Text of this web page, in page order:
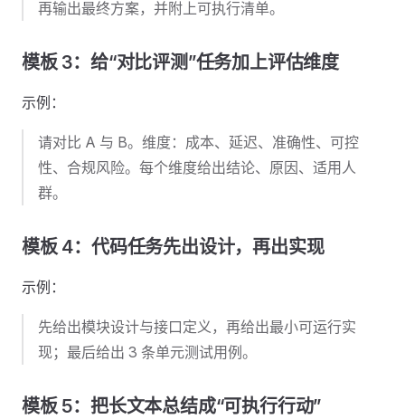
再输出最终方案，并附上可执行清单。
模板 3：给“对比评测”任务加上评估维度
示例：
请对比 A 与 B。维度：成本、延迟、准确性、可控
性、合规风险。每个维度给出结论、原因、适用人
群。
模板 4：代码任务先出设计，再出实现
示例：
先给出模块设计与接口定义，再给出最小可运行实
现；最后给出 3 条单元测试用例。
模板 5：把长文本总结成“可执行行动”